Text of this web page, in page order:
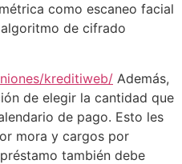
como escaneo facial
de cifrado
kreditiweb/ Además,
de elegir la cantidad que
de pago. Esto les
mora y cargos por
también debe